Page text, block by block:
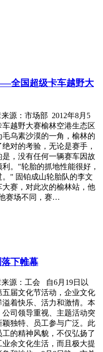
全国超级卡车越野大
源：市场部 2012年8月5
车越野大赛榆林空港生态区
乌素沙漠的一角，榆林的
对的考验，无论是赛手，
，没有任何一辆赛车因故
。"轮胎的抓地性能很好，
" 固铂成山轮胎队的李文
赛，对此次的榆林站，他
赛场不同，赛…
下帷幕
来源：工会 自6月19日以
届文化节活动，企业文化
着快乐、活力和激情。本
司领导重视、主题活动突
独特、员工参与广泛。此
的精神风貌，不仅弘扬了
余文化生活，而且极大提